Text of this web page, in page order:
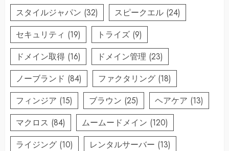
スタイルジャパン (32) スピークエル (24)
セキュリティ (19) トライズ (9)
ドメイン取得 (16) ドメイン管理 (23)
ノーブランド (84) ファクタリング (18)
フィンジア (15) ブラウン (25) ヘアケア (13)
マクロス (84) ムームードメイン (120)
ライジング (10) レンタルサーバー (13)